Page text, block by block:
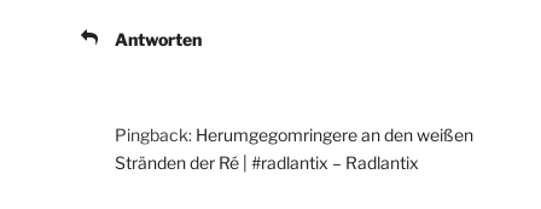
Antworten
Pingback: Herumgegomringere an den weißen
Stränden der Ré | #radlantix – Radlantix